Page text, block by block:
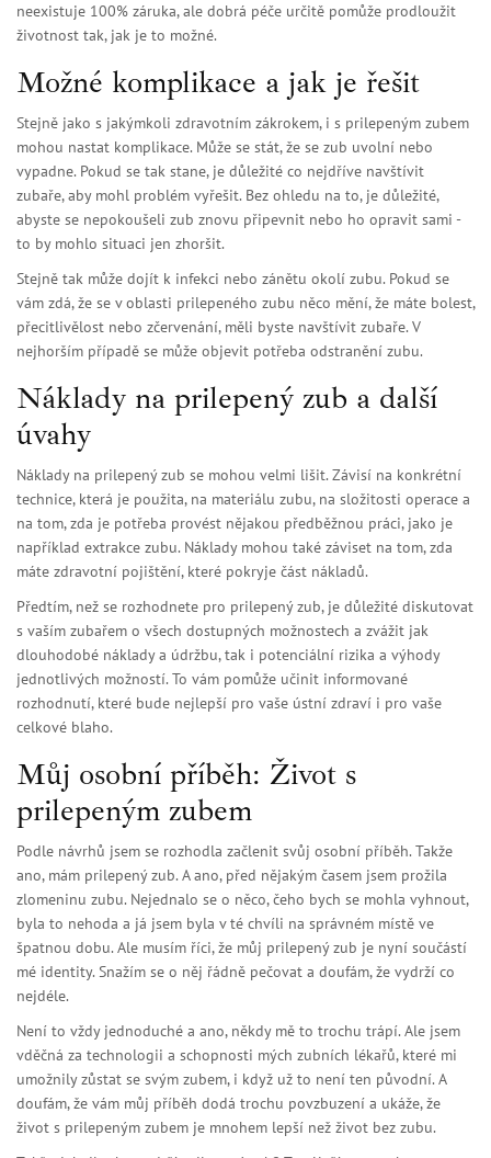
neexistuje 100% záruka, ale dobrá péče určitě pomůže prodloužit
životnost tak, jak je to možné.
Možné komplikace a jak je řešit
Stejně jako s jakýmkoli zdravotním zákrokem, i s prilepeným zubem
mohou nastat komplikace. Může se stát, že se zub uvolní nebo
vypadne. Pokud se tak stane, je důležité co nejdříve navštívit
zubaře, aby mohl problém vyřešit. Bez ohledu na to, je důležité,
abyste se nepokoušeli zub znovu připevnit nebo ho opravit sami -
to by mohlo situaci jen zhoršit.
Stejně tak může dojít k infekci nebo zánětu okolí zubu. Pokud se
vám zdá, že se v oblasti prilepeného zubu něco mění, že máte bolest,
přecitlivělost nebo zčervenání, měli byste navštívit zubaře. V
nejhorším případě se může objevit potřeba odstranění zubu.
Náklady na prilepený zub a další
úvahy
Náklady na prilepený zub se mohou velmi lišit. Závisí na konkrétní
technice, která je použita, na materiálu zubu, na složitosti operace a
na tom, zda je potřeba provést nějakou předběžnou práci, jako je
například extrakce zubu. Náklady mohou také záviset na tom, zda
máte zdravotní pojištění, které pokryje část nákladů.
Předtím, než se rozhodnete pro prilepený zub, je důležité diskutovat
s vaším zubařem o všech dostupných možnostech a zvážit jak
dlouhodobé náklady a údržbu, tak i potenciální rizika a výhody
jednotlivých možností. To vám pomůže učinit informované
rozhodnutí, které bude nejlepší pro vaše ústní zdraví i pro vaše
celkové blaho.
Můj osobní příběh: Život s
prilepeným zubem
Podle návrhů jsem se rozhodla začlenit svůj osobní příběh. Takže
ano, mám prilepený zub. A ano, před nějakým časem jsem prožila
zlomeninu zubu. Nejednalo se o něco, čeho bych se mohla vyhnout,
byla to nehoda a já jsem byla v té chvíli na správném místě ve
špatnou dobu. Ale musím říci, že můj prilepený zub je nyní součástí
mé identity. Snažím se o něj řádně pečovat a doufám, že vydrží co
nejdéle.
Není to vždy jednoduché a ano, někdy mě to trochu trápí. Ale jsem
vděčná za technologii a schopnosti mých zubních lékařů, které mi
umožnily zůstat se svým zubem, i když už to není ten původní. A
doufám, že vám můj příběh dodá trochu povzbuzení a ukáže, že
život s prilepeným zubem je mnohem lepší než život bez zubu.